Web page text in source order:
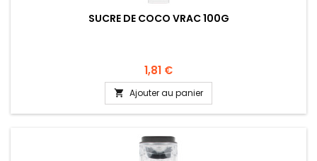
SUCRE DE COCO VRAC 100G
1,81 €
 Ajouter au panier